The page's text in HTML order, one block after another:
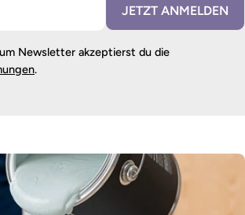
JETZT ANMELDEN
Newsletter akzeptierst du die
.